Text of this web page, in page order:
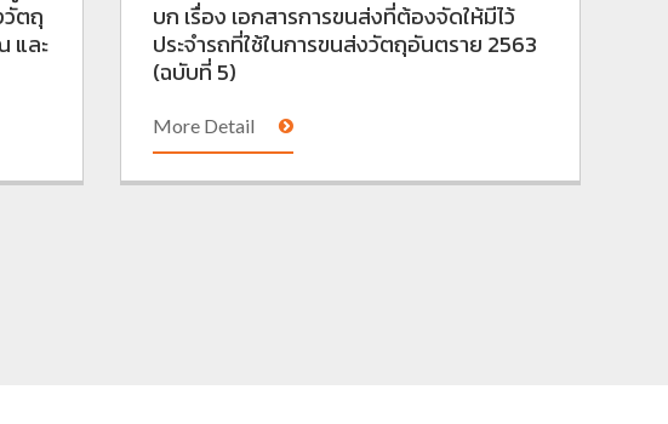
วัตถุ
และ
บก เรื่อง เอกสารการขนส่งที่ต้องจัดให้มีไว้
ประจำรถที่ใช้ในการขนส่งวัตถุอันตราย 2563
(ฉบับที่ 5)
More Detail